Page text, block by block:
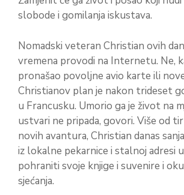
slobode i gomilanja iskustava.
Nomadski veteran Christian ovih
vremena provodi na Internetu. Ne,
pronašao povoljne avio karte ili
Christianov plan je nakon trideset
u Francusku. Umorio ga je život na
ustvari ne pripada, govori. Više od
novih avantura, Christian danas
iz lokalne pekarnice i stalnoj adresi
pohraniti svoje knjige i suvenire i
sjećanja.